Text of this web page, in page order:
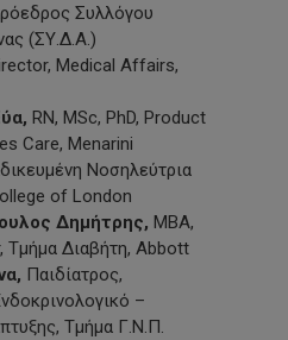
Συλλόγου
(ΣΥ.Δ.Α.)
Medical Affairs,
RN, MSc, PhD, Product
Care, Menarini
Νοσηλεύτρια
of London
Δημήτρης, ΜΒΑ,
Τμήμα Διαβήτη, Abbott
Παιδίατρος,
–
Τμήμα Γ.Ν.Π.